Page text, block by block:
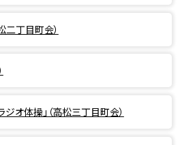
二丁目町会）
オ体操」（高松三丁目町会）